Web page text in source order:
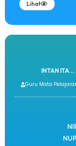
Lihat
INTAN ITA ...
Guru Mata